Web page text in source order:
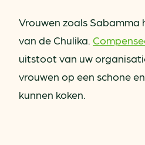
Vrouwen zoals Sabamma
van de Chulika.
uitstoot van uw
vrouwen op een schone
kunnen koken.